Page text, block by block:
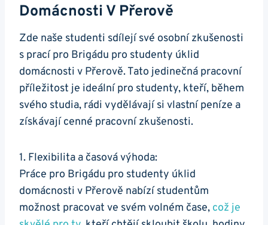
Domácnosti V Přerově
Zde naše studenti sdílejí své osobní zkušenosti
s prací pro Brigádu pro studenty úklid
domácnosti v Přerově. Tato jedinečná pracovní
příležitost je ideální pro studenty, kteří, během
svého studia, rádi vydělávají si vlastní peníze a
získávají cenné pracovní zkušenosti.
1. Flexibilita a časová výhoda:
Práce pro Brigádu pro studenty úklid
domácnosti v Přerově nabízí studentům
možnost pracovat ve svém volném čase, což je